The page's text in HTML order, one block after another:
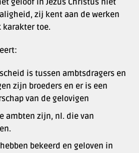
geloof in Jezus Christus niet
zij kent aan de werken
toe.
is tussen ambtsdragers en
zijn broeders en er is een
van de gelovigen
ambten zijn, nl. die van
bekeerd en geloven in